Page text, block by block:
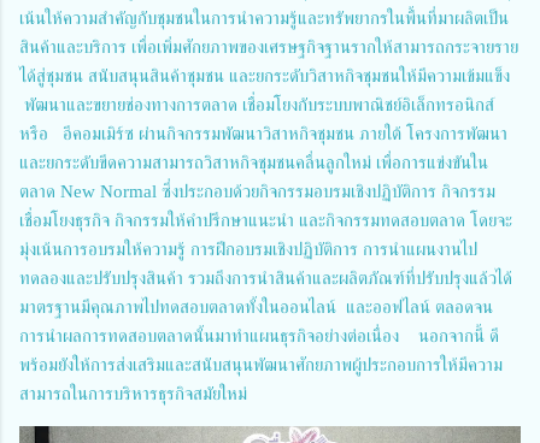
เน้นให้ความสำคัญกับชุมชนในการนำความรู้และทรัพยากรในพื้นที่มาผลิตเป็น
สินค้าและบริการ เพื่อเพิ่มศักยภาพของเศรษฐกิจฐานรากให้สามารถกระจายราย
ได้สู่ชุมชน สนับสนุนสินค้าชุมชน และยกระดับวิสาหกิจชุมชนให้มีความเข้มแข็ง
พัฒนาและขยายช่องทางการตลาด เชื่อมโยงกับระบบพาณิชย์อิเล็กทรอนิกส์
หรือ อีคอมเมิร์ซ ผ่านกิจกรรมพัฒนาวิสาหกิจชุมชน ภายใต้ โครงการพัฒนา
และยกระดับขีดความสามารถวิสาหกิจชุมชนคลื่นลูกใหม่ เพื่อการแข่งขันใน
ตลาด New Normal ซึ่งประกอบด้วยกิจกรรมอบรมเชิงปฏิบัติการ กิจกรรม
เชื่อมโยงธุรกิจ กิจกรรมให้คำปรึกษาแนะนำ และกิจกรรมทดสอบตลาด โดยจะ
มุ่งเน้นการอบรมให้ความรู้ การฝึกอบรมเชิงปฏิบัติการ การนำแผนงานไป
ทดลองและปรับปรุงสินค้า รวมถึงการนำสินค้าและผลิตภัณฑ์ที่ปรับปรุงแล้วได้
มาตรฐานมีคุณภาพไปทดสอบตลาดทั้งในออนไลน์ และออฟไลน์ ตลอดจน
การนำผลการทดสอบตลาดนั้นมาทำแผนธุรกิจอย่างต่อเนื่อง นอกจากนี้ ดี
พร้อมยังให้การส่งเสริมและสนับสนุนพัฒนาศักยภาพผู้ประกอบการให้มีความ
สามารถในการบริหารธุรกิจสมัยใหม่